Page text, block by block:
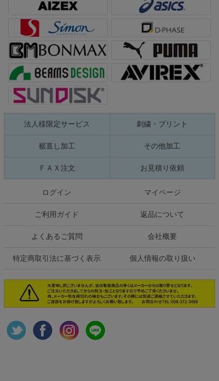
法人様限定サービス 刺繍・プリント
裾直し加工 その他加工
ＦＡＸ注文 お見積り依頼
ログイン マイページ
ご利用ガイド 返品について
よくあるご質問 会社概要
特定商取引法に基づく表示 個人情報の取り扱い